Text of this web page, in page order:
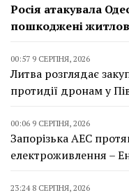
Росія атакувала
пошкоджені
00:57 9 СЕРПНЯ, 2026
Литва розглядає
протидії дронам у
00:06 9 СЕРПНЯ, 2026
Запорізька АЕС
електроживлення –
23:24 8 СЕРПНЯ, 2026